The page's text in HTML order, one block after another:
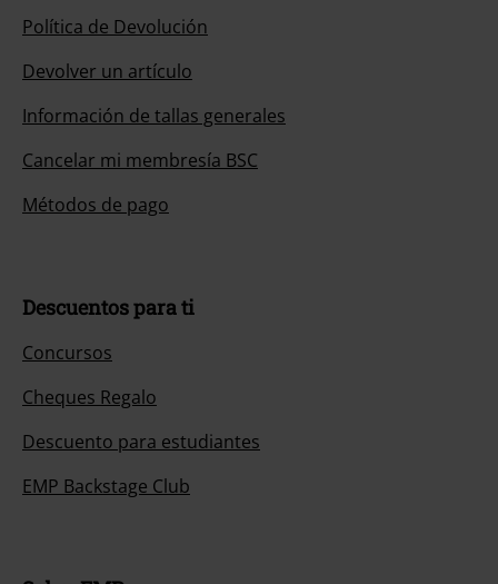
Política de Devolución
Devolver un artículo
Información de tallas generales
Cancelar mi membresía BSC
Métodos de pago
Descuentos para ti
Concursos
Cheques Regalo
Descuento para estudiantes
EMP Backstage Club